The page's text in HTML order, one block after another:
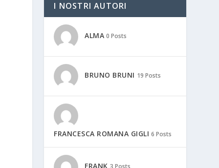
I NOSTRI AUTORI
ALMA 0 Posts
BRUNO BRUNI 19 Posts
FRANCESCA ROMANA GIGLI 6 Posts
FRANK